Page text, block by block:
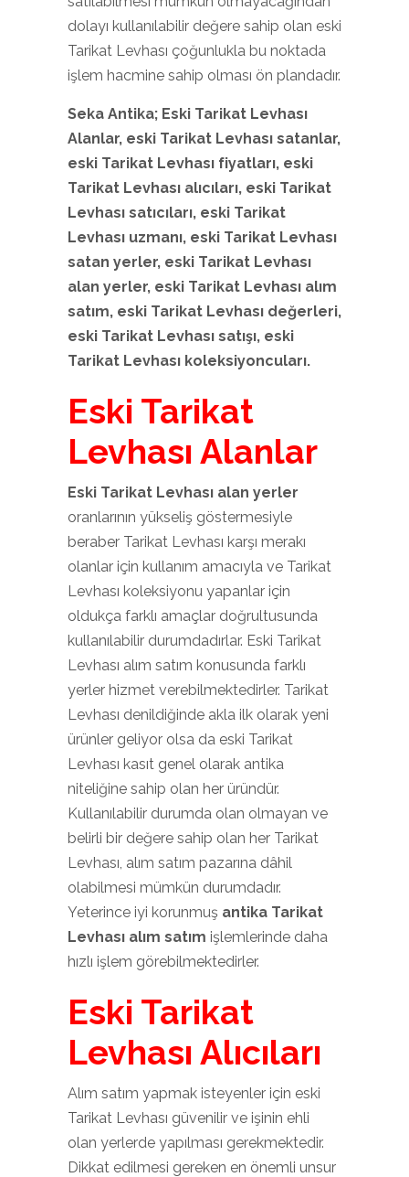
dolayı kullanılabilir değere sahip olan eski
Tarikat Levhası çoğunlukla bu noktada
işlem hacmine sahip olması ön plandadır.
Seka Antika; Eski Tarikat Levhası
Alanlar, eski Tarikat Levhası satanlar,
eski Tarikat Levhası fiyatları, eski
Tarikat Levhası alıcıları, eski Tarikat
Levhası satıcıları, eski Tarikat
Levhası uzmanı, eski Tarikat Levhası
satan yerler, eski Tarikat Levhası
alan yerler, eski Tarikat Levhası alım
satım, eski Tarikat Levhası değerleri,
eski Tarikat Levhası satışı, eski
Tarikat Levhası koleksiyoncuları.
Eski Tarikat
Levhası Alanlar
Eski Tarikat Levhası alan yerler
oranlarının yükseliş göstermesiyle
beraber Tarikat Levhası karşı merakı
olanlar için kullanım amacıyla ve Tarikat
Levhası koleksiyonu yapanlar için
oldukça farklı amaçlar doğrultusunda
kullanılabilir durumdadırlar. Eski Tarikat
Levhası alım satım konusunda farklı
yerler hizmet verebilmektedirler. Tarikat
Levhası denildiğinde akla ilk olarak yeni
ürünler geliyor olsa da eski Tarikat
Levhası kasıt genel olarak antika
niteliğine sahip olan her üründür.
Kullanılabilir durumda olan olmayan ve
belirli bir değere sahip olan her Tarikat
Levhası, alım satım pazarına dâhil
olabilmesi mümkün durumdadır.
Yeterince iyi korunmuş antika Tarikat
Levhası alım satım işlemlerinde daha
hızlı işlem görebilmektedirler.
Eski Tarikat
Levhası Alıcıları
Alım satım yapmak isteyenler için eski
Tarikat Levhası güvenilir ve işinin ehli
olan yerlerde yapılması gerekmektedir.
Dikkat edilmesi gereken en önemli unsur